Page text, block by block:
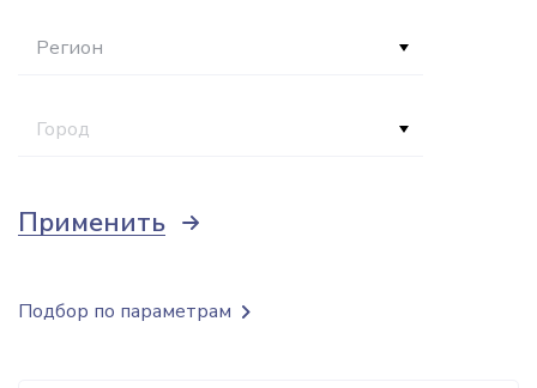
Регион
Город
Применить
Подбор по параметрам